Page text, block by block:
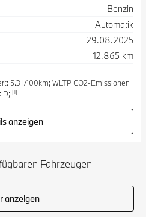
Benzin
Automatik
29.08.2025
12.865 km
5.3 l/100km; WLTP CO2-Emissionen
D; [1]
anzeigen
Fahrzeugen
anzeigen